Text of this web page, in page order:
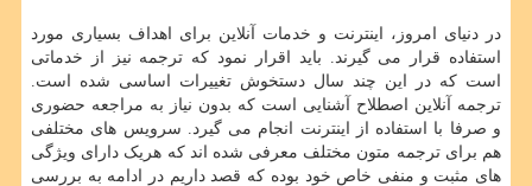
در دنیای امروز، اینترنت و خدمات آنلاین برای اهداف بسیاری مورد
استفاده قرار می گیرند. باید اقرار نمود که ترجمه نیز از خدماتی
است که در این چند سال دستخوش تغییرات اساسی شده است.
ترجمه آنلاین اصطلاح آشنایی است که بدون نیاز به مراجعه حضوری
و صرفا با استفاده از اینترنت انجام می گیرد. سرویس های مختلفی
هم برای ترجمه متون مختلف معرفی شده اند که هریک دارای ویژگی
های مثبت و منفی خاص خود بوده که قصد داریم در ادامه به بررسی